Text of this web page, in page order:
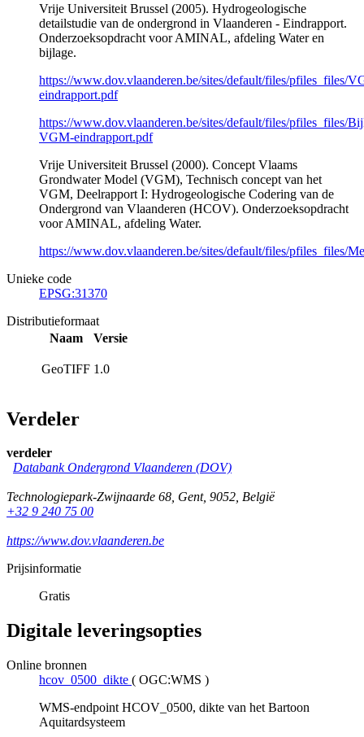
Vrije Universiteit Brussel (2005). Hydrogeologische
detailstudie van de ondergrond in Vlaanderen - Eindrapport.
Onderzoeksopdracht voor AMINAL, afdeling Water en
bijlage.
https://www.dov.vlaanderen.be/sites/default/files/pfiles_files/
eindrapport.pdf
https://www.dov.vlaanderen.be/sites/default/files/pfiles_files/
VGM-eindrapport.pdf
Vrije Universiteit Brussel (2000). Concept Vlaams
Grondwater Model (VGM), Technisch concept van het
VGM, Deelrapport I: Hydrogeologische Codering van de
Ondergrond van Vlaanderen (HCOV). Onderzoeksopdracht
voor AMINAL, afdeling Water.
https://www.dov.vlaanderen.be/sites/default/files/pfiles_files/
Unieke code
EPSG:31370
Distributieformaat
Naam
Versie
GeoTIFF 1.0
Verdeler
verdeler
Databank Ondergrond Vlaanderen (DOV)
Technologiepark-Zwijnaarde 68, Gent, 9052, België
+32 9 240 75 00
https://www.dov.vlaanderen.be
Prijsinformatie
Gratis
Digitale leveringsopties
Online bronnen
hcov_0500_dikte ( OGC:WMS )
WMS-endpoint HCOV_0500, dikte van het Bartoon
Aquitardsysteem